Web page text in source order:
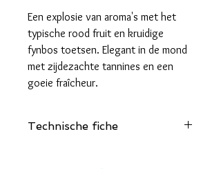
Een explosie van aroma's met het
typische rood fruit en kruidige
fynbos toetsen. Elegant in de mond
met zijdezachte tannines en een
goeie fraîcheur.
Technische fiche